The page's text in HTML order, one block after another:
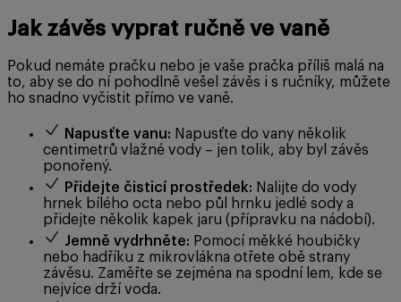
Jak závěs vyprat ručně ve vaně
Pokud nemáte pračku nebo je vaše pračka příliš malá na
to, aby se do ní pohodlně vešel závěs i s ručníky, můžete
ho snadno vyčistit přímo ve vaně.
Napusťte vanu: Napusťte do vany několik
centimetrů vlažné vody – jen tolik, aby byl závěs
ponořený.
Přidejte čisticí prostředek: Nalijte do vody
hrnek bílého octa nebo půl hrnku jedlé sody a
přidejte několik kapek jaru (přípravku na nádobí).
Jemně vydrhněte: Pomocí měkké houbičky
nebo hadříku z mikrovlákna otřete obě strany
závěsu. Zaměřte se zejména na spodní lem, kde se
nejvíce drží voda.